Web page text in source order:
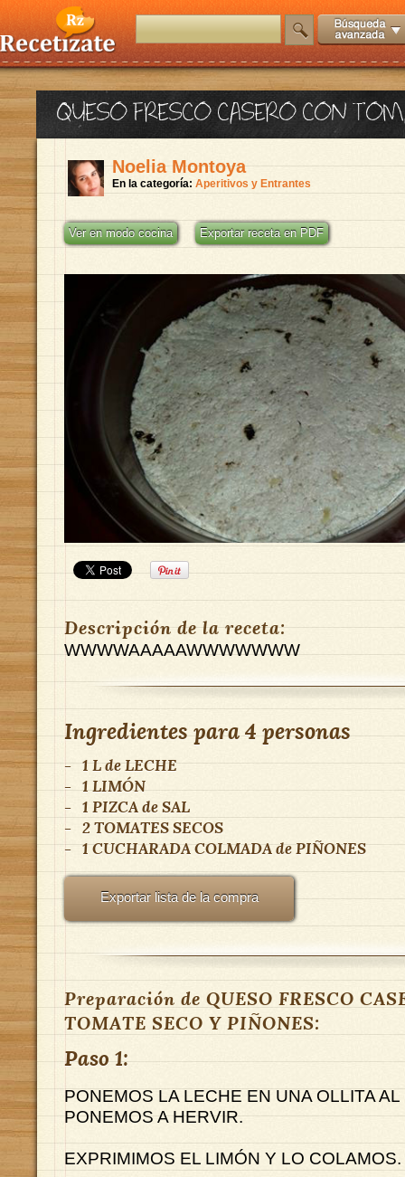
QUESO FRESCO CASERO CON
Noelia Montoya
En la categoría: Aperitivos y Entrantes
Ver en modo cocina Exportar receta en PDF
Descripción de la receta:
WWWWAAAAAWWWWWWW
Ingredientes para4 personas
- 1 LdeLECHE
- 1 LIMÓN
- 1 PIZCAdeSAL
- 2TOMATES SECOS
- 1 CUCHARADA COLMADAdePIÑONES
Exportar lista de la compra
Preparación de QUESO FRESCO
TOMATE SECO Y PIÑONES:
Paso 1:
PONEMOS LA LECHE EN UNA OLLITA
PONEMOS A HERVIR.
EXPRIMIMOS EL LIMÓN Y LO COLAMOS.